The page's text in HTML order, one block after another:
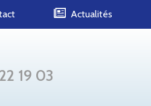
Actualités
19 03